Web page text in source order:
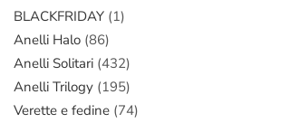
BLACKFRIDAY (1)
Anelli Halo (86)
Anelli Solitari (432)
Anelli Trilogy (195)
Verette e fedine (74)